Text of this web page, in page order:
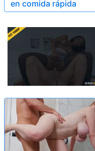
en comida rápida